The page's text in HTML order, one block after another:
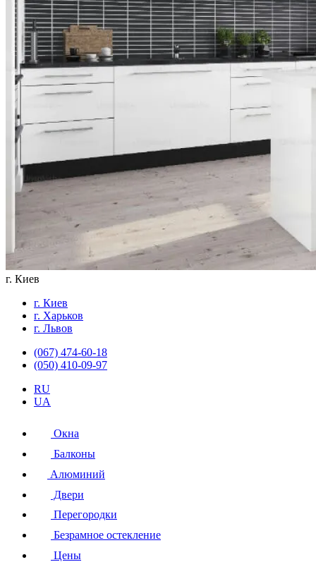
г. Киев
г. Киев
г. Харьков
г. Львов
(067) 474-60-18
(050) 410-09-97
RU
UA
Окна
Балконы
Алюминий
Двери
Перегородки
Безрамное остекление
Цены